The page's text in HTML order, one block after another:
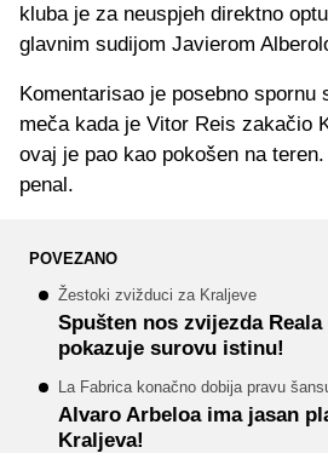
kluba je za neuspjeh direktno
glavnim sudijom Javierom
Komentarisao je posebno spornu
meča kada je Vitor Reis zakačio
ovaj je pao kao pokošen na
penal.
POVEZANO
Žestoki zvižduci za Kraljeve
Spušten nos zvijezda
pokazuje surovu istinu!
La Fabrica konačno dobija pravu
Alvaro Arbeloa ima jasan
Kraljeva!